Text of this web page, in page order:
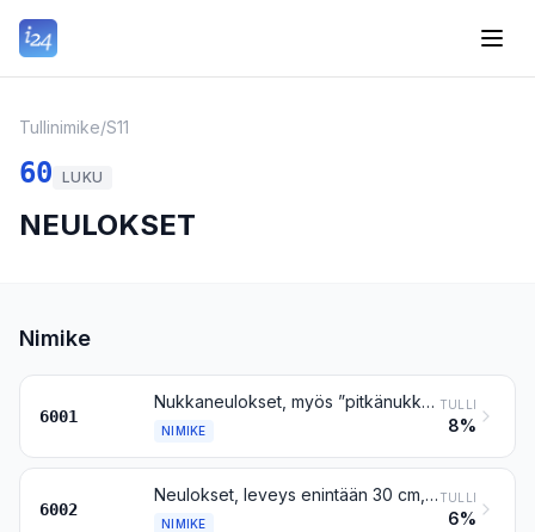
Tullinimike/S11
60 LUKU
NEULOKSET
Nimike
6001
Nukkaneulokset, myös ”pitkänukkaiset” neulokset ja froteeneulokset (silmukkanukkaneulokset)
NIMIKE
TULLI
8%
6002
Neulokset, leveys enintään 30 cm, vähintään 5 painoprosenttia elastomeerilankaa tai kumilankaa sisältävät, muut kuin nimikkeeseen 6001 kuuluvat
NIMIKE
TULLI
6%